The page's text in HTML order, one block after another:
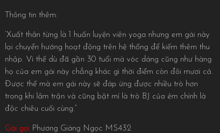
Thông tin thêm:
‘Xuất thân từng là 1 huấn luyện viên yoga nhưng em gái này
lại chuyển hướng hoạt động trên hệ thống để kiếm thêm thu
nhập. Vì thế dù đã gần 30 tuổi mà vóc dáng cũng như hàng
họ của em gái này chẳng khác gì thời điểm còn đôi mươi cả.
Được thế mà em gái này sẽ đáp ứng được nhiều trò hơn
trong khi lâm trận và cũng bật mí là trò BJ của ẻm chính là
độc chiêu cuối cùng.”
Gái gọi Phương Giáng Ngọc MS432